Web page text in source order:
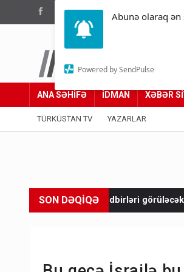
Abunə olaraq
Powered by SendPulse
Adımız yolumuzdur
ANA SƏHİFƏ İDMAN XƏBƏR
TÜRKÜSTAN TV YAZARLAR
SON DƏQİQƏ
görüləcək! İlk dəfə ortaya